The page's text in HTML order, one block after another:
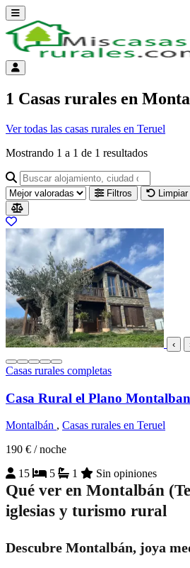
Abrir menú
Menú de cuenta
1 Casas rurales en
Ver todas las casas rurales en Teruel
Mostrando 1 a 1 de 1 resultados
Buscar alojamiento, ciudad o
Filtros Limpiar
Resultados del listado
‹
Casas rurales completas
Casa Rural el Plano Montalban
Montalbán , Casas rurales en Teruel
190 € / noche
15
5 1 Sin opiniones
Qué ver en Montalbán
iglesias y turismo rural
Descubre Montalbán, joya